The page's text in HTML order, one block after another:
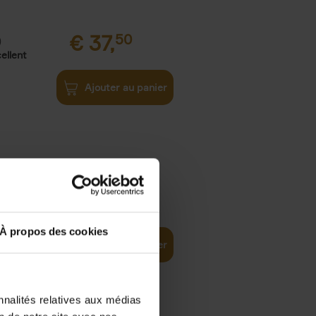
À propos des cookies
relatives aux médias
€ 37,50
Ajouter au panier
world 29,99
Ajouter au panier